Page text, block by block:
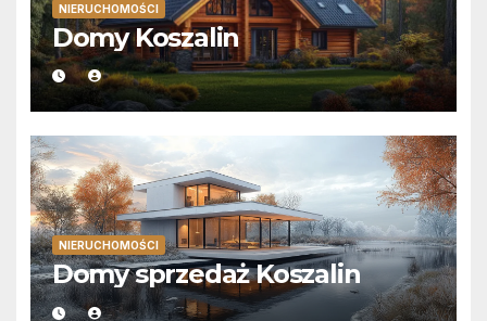
NIERUCHOMOŚCI
Domy Koszalin
NIERUCHOMOŚCI
Domy sprzedaż Koszalin